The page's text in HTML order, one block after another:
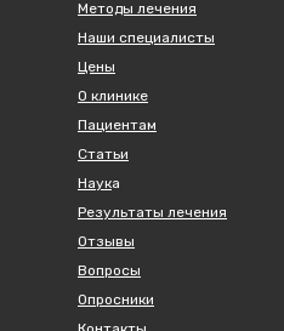
Методы лечения
Наши специалисты
Цены
О клинике
Пациентам
Статьи
Наука
Результаты лечения
Отзывы
Вопросы
Опросники